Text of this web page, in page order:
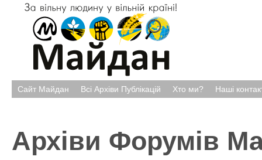
Сайт Майдан Всі Архіви Публікацій Хто ми? Наші
Архіви Форумів